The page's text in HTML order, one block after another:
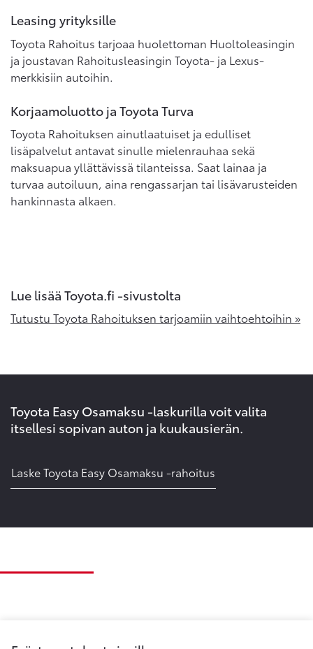
Leasing yrityksille
Toyota Rahoitus tarjoaa huolettoman Huoltoleasingin
ja joustavan Rahoitusleasingin Toyota- ja Lexus-
merkkisiin autoihin.
Korjaamoluotto ja Toyota Turva
Toyota Rahoituksen ainutlaatuiset ja edulliset
lisäpalvelut antavat sinulle mielenrauhaa sekä
maksuapua yllättävissä tilanteissa. Saat lainaa ja
turvaa autoiluun, aina rengassarjan tai lisävarusteiden
hankinnasta alkaen.
Lue lisää Toyota.fi -sivustolta
Tutustu Toyota Rahoituksen tarjoamiin vaihtoehtoihin »
Toyota Easy Osamaksu -laskurilla voit valita
itsellesi sopivan auton ja kuukausierän.
Laske Toyota Easy Osamaksu -rahoitus